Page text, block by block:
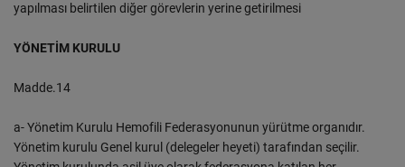
yapılması belirtilen diğer görevlerin yerine getirilmesi
YÖNETİM KURULU
Madde.14
a- Yönetim Kurulu Hemofili Federasyonunun yürütme organıdır.
Yönetim kurulu Genel kurul (delegeler heyeti) tarafından seçilir.